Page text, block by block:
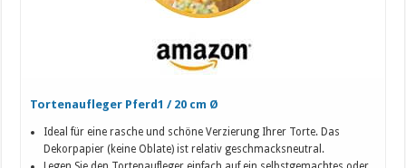
Tortenaufleger Pferd1 / 20 cm Ø
Ideal für eine rasche und schöne Verzierung Ihrer Torte. Das
Dekorpapier (keine Oblate) ist relativ geschmacksneutral.